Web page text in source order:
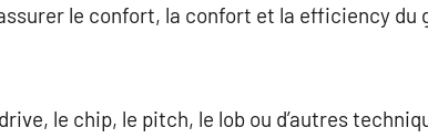
le confort, la confort et la efficiency du
le chip, le pitch, le lob ou d’autres